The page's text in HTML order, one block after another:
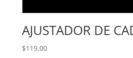
AJUSTADOR DE
$119.00